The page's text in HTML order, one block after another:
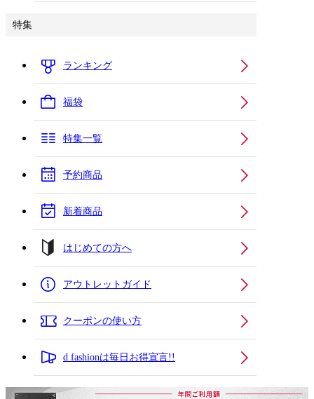
特集
ランキング
福袋
特集一覧
予約商品
新着商品
はじめての方へ
アウトレットガイド
クーポンの使い方
d fashionは毎日お得宣言!!